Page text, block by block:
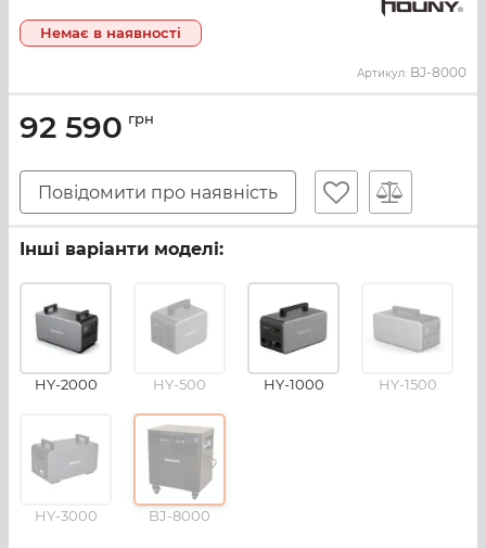
Немає в наявності
Артикул: BJ-8000
92 590 грн
Повідомити про наявність
Інші варіанти моделі:
HY-2000 HY-500 HY-1000 HY-1500
HY-3000 BJ-8000